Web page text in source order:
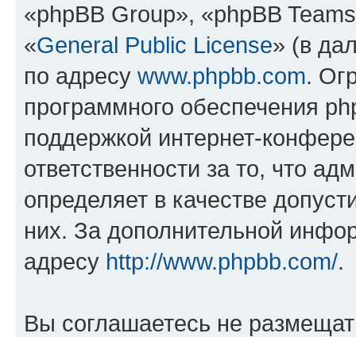
«phpBB Group», «phpBB
«General Public License» (в
по адресу www.phpbb.com.
программного обеспечения
поддержкой интернет-
ответственности за то, что
определяет в качестве
них. За дополнительной
адресу http://www.phpbb.com/.
Вы соглашаетесь не